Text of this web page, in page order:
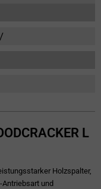
/
L
Holzspalter,
und